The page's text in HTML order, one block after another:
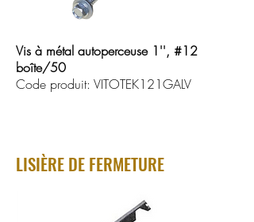
Vis à métal autoperceuse 1'', #12
boîte/50
Code produit: VITOTEK121GALV
LISIÈRE DE FERMETURE